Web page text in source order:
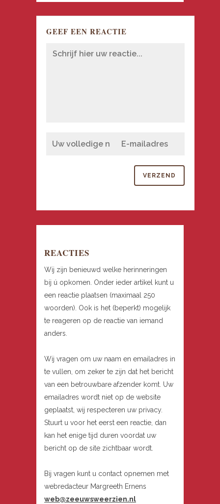
GEEF EEN REACTIE
REACTIES
Wij zijn benieuwd welke herinneringen
bij ú opkomen. Onder ieder artikel kunt u
een reactie plaatsen (maximaal 250
woorden). Ook is het (beperkt) mogelijk
te reageren op de reactie van iemand
anders.
Wij vragen om uw naam en emailadres in
te vullen, om zeker te zijn dat het bericht
van een betrouwbare afzender komt. Uw
emailadres wordt niet op de website
geplaatst, wij respecteren uw privacy.
Stuurt u voor het eerst een reactie, dan
kan het enige tijd duren voordat uw
bericht op de site zichtbaar wordt.
Bij vragen kunt u contact opnemen met
webredacteur Margreeth Ernens
web@zeeuwsweerzien.nl